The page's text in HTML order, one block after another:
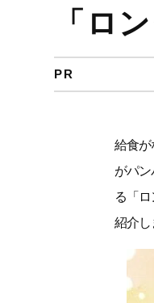
「ロ
PR
給食
がパ
る「
紹介し